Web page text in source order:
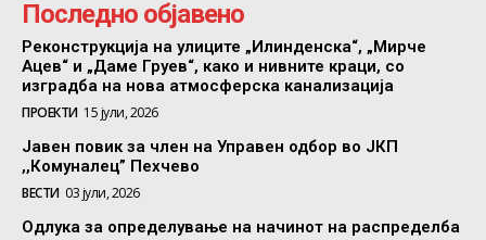
Последно објавено
Реконструкција на улиците „Илинденска“, „Мирче
Ацев“ и „Даме Груев“, како и нивните краци, со
изградба на нова атмосферска канализација
ПРОЕКТИ 15 јули, 2026
Јавен повик за член на Управен одбор во ЈКП
,,Комуналец” Пехчево
ВЕСТИ 03 јули, 2026
Одлука за определување на начинот на распределба